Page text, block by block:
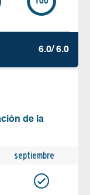
6.0/ 6.0
de la
septiembre